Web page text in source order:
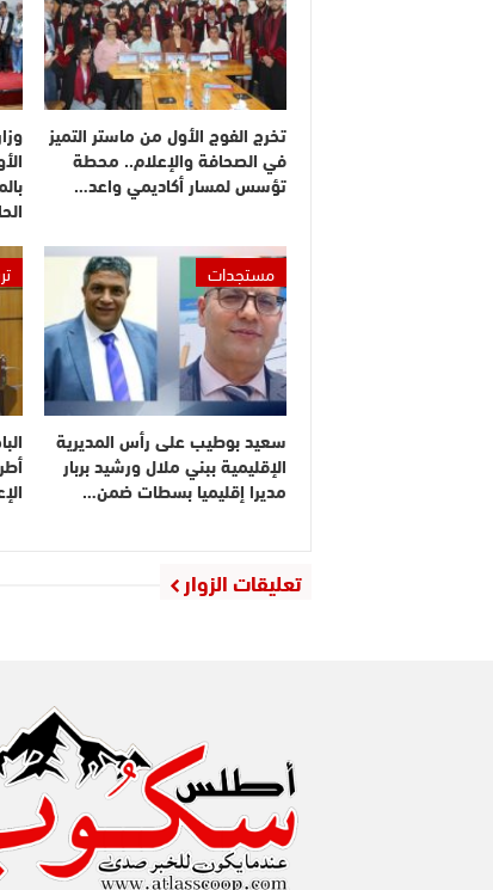
تخرج الفوج الأول من ماستر التميز
في الصحافة والإعلام.. محطة
تؤسس لمسار أكاديمي واعد…
مستجدات
سعيد بوطيب على رأس المديرية
الإقليمية ببني ملال ورشيد بربار
مديرا إقليميا بسطات ضمن…
تعليقات الزوار